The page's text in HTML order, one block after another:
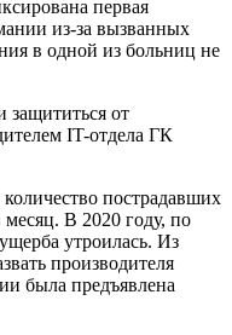
первая
из-за вызванных
в одной из больниц не
защититься от
IT-отдела ГК
пострадавших
месяц. В 2020 году, по
утроилась. Из
производителя
была предъявлена